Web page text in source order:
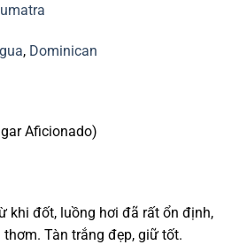
, Dominican
Aficionado)
khi đốt, luồng hơi đã rất ổn định,
Tàn trắng đẹp, giữ tốt.